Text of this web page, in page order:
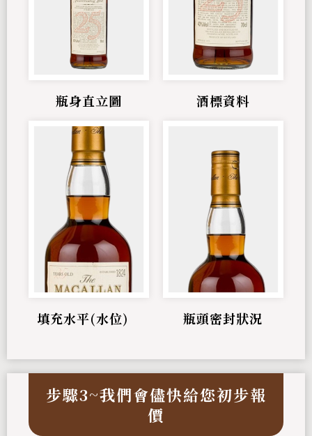
瓶身直立圖 酒標資料
填充水平(水位) 瓶頭密封狀況
步驟3~我們會儘快給您初步報
價